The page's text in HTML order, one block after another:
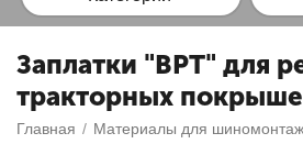
Заплатки "BPT" для
тракторных
Главная / Материалы для